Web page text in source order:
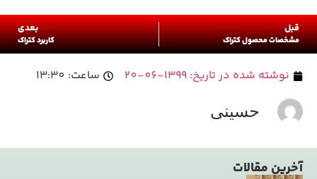
قبل
مشخصات محصول کتراک
بعدی
کاربرد کتراک
نوشته شده در تاریخ: 1399-06-20 ساعت: 13:30
حسینی
آخرین مقالات